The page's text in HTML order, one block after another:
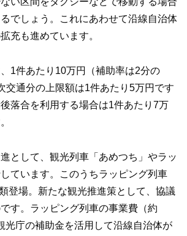
でしょう。これにあわせて沿線自治体
充も進めています。
1件あたり10万円（補助率は2分の
交通分の上限額は1件あたり5万円です
落合を利用する場合は1件あたり7万
として、観光列車「あめつち」やラッ
ています。このうちラッピング列車
登場。新たな観光推進策として、協議
す。ラッピング列車の事業費（約
光庁の補助金を活用して沿線自治体が